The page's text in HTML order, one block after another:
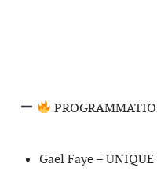
Gaël Faye –